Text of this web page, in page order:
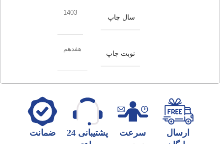
سال چاپ
1403
نوبت چاپ
هفدهم
ارسال
سرعت
پشتیبانی 24
ضمانت